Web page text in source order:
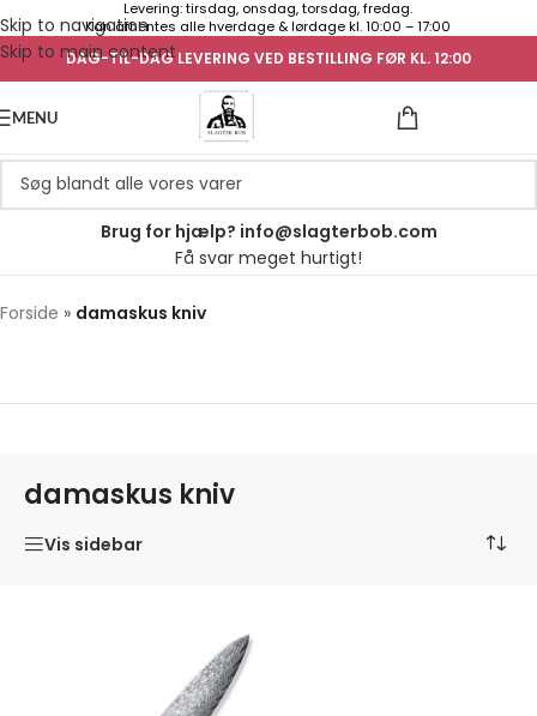
Skip to navigation
Skip to main content
Levering: tirsdag, onsdag, torsdag, fredag.
Kan afhentes alle hverdage & lørdage kl. 10:00 – 17:00
DAG-TIL-DAG LEVERING VED BESTILLING FØR KL. 12:00
MENU
Brug for hjælp? info@slagterbob.com
Få svar meget hurtigt!
Forside » damaskus kniv
damaskus kniv
Vis sidebar